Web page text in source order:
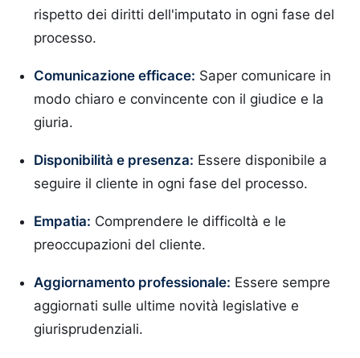
rispetto dei diritti dell'imputato in ogni fase del
processo.
Comunicazione efficace: Saper comunicare in
modo chiaro e convincente con il giudice e la
giuria.
Disponibilità e presenza: Essere disponibile a
seguire il cliente in ogni fase del processo.
Empatia: Comprendere le difficoltà e le
preoccupazioni del cliente.
Aggiornamento professionale: Essere sempre
aggiornati sulle ultime novità legislative e
giurisprudenziali.